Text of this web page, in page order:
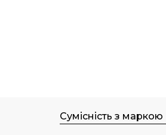
Сумісність з маркою